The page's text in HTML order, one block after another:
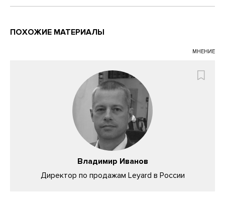
ПОХОЖИЕ МАТЕРИАЛЫ
МНЕНИЕ
Владимир Иванов
Директор по продажам Leyard в России